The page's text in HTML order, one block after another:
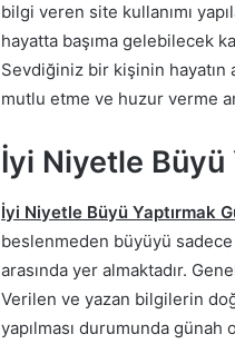
bilgi veren site kullanımı
hayatta başıma gelebilecek
Sevdiğiniz bir kişinin hayatın
mutlu etme ve huzur verme
İyi Niyetle Büyü
İyi Niyetle Büyü Yaptırmak
beslenmeden büyüyü
arasında yer almaktadır.
Verilen ve yazan bilgilerin
yapılması durumunda